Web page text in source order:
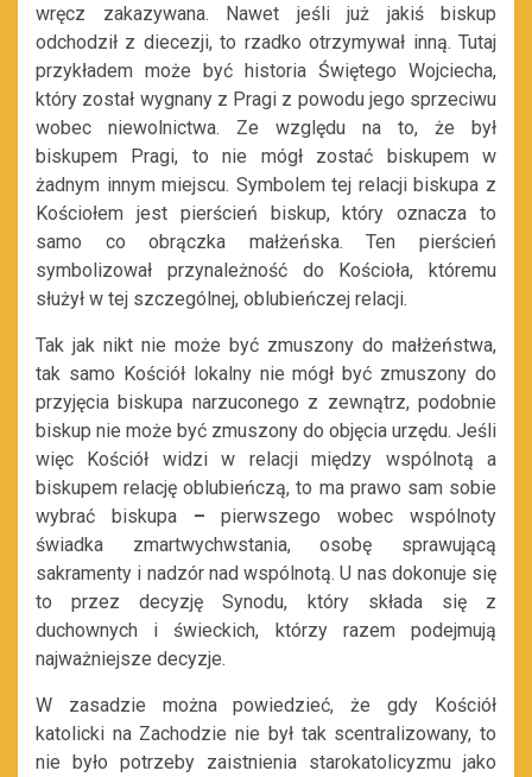
wręcz zakazywana. Nawet jeśli już jakiś biskup
odchodził z diecezji, to rzadko otrzymywał inną. Tutaj
przykładem może być historia Świętego Wojciecha,
który został wygnany z Pragi z powodu jego sprzeciwu
wobec niewolnictwa. Ze względu na to, że był
biskupem Pragi, to nie mógł zostać biskupem w
żadnym innym miejscu. Symbolem tej relacji biskupa z
Kościołem jest pierścień biskup, który oznacza to
samo co obrączka małżeńska. Ten pierścień
symbolizował przynależność do Kościoła, któremu
służył w tej szczególnej, oblubieńczej relacji.
Tak jak nikt nie może być zmuszony do małżeństwa,
tak samo Kościół lokalny nie mógł być zmuszony do
przyjęcia biskupa narzuconego z zewnątrz, podobnie
biskup nie może być zmuszony do objęcia urzędu. Jeśli
więc Kościół widzi w relacji między wspólnotą a
biskupem relację oblubieńczą, to ma prawo sam sobie
wybrać biskupa – pierwszego wobec wspólnoty
świadka zmartwychwstania, osobę sprawującą
sakramenty i nadzór nad wspólnotą. U nas dokonuje się
to przez decyzję Synodu, który składa się z
duchownych i świeckich, którzy razem podejmują
najważniejsze decyzje.
W zasadzie można powiedzieć, że gdy Kościół
katolicki na Zachodzie nie był tak scentralizowany, to
nie było potrzeby zaistnienia starokatolicyzmu jako